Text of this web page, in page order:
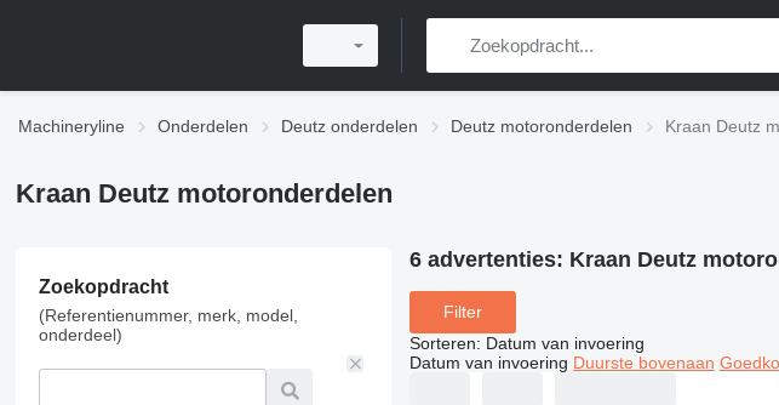
Machineryline Onderdelen Deutz onderdelen Deutz motoronderdelen Kraan Deutz
Kraan Deutz motoronderdelen
Zoekopdracht
(Referentienummer, merk, model,
onderdeel)
6 advertenties: Kraan Deutz
Filter
Sorteren: Datum van invoering
Datum van invoering Duurste bovenaan